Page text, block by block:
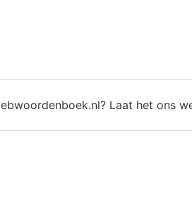
Laat het ons